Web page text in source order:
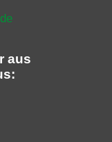
aus